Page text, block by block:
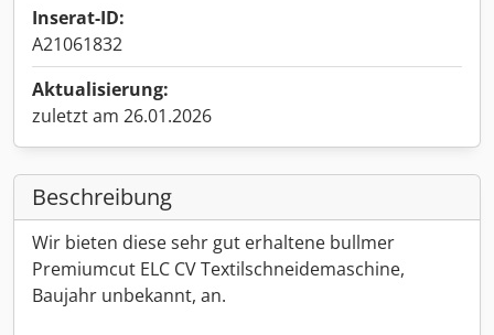
Inserat-ID:
A21061832
Aktualisierung:
zuletzt am 26.01.2026
Beschreibung
Wir bieten diese sehr gut erhaltene bullmer
Premiumcut ELC CV Textilschneidemaschine,
Baujahr unbekannt, an.